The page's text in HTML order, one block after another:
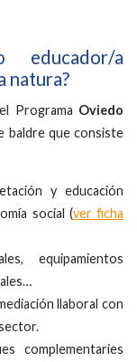
educador/a
natura?
Programa Oviedo
baldre que consiste
y educación
social (ver ficha
equipamientos
llaboral con
complementaries